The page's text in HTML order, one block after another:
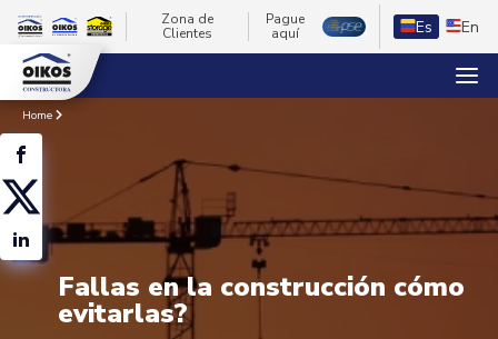
Zona de
Clientes
Pague
aquí
Es En
Home
Fallas en la construcción cómo
evitarlas?